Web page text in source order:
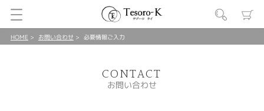
HOME お問い合わせ 必要情報ご入力
CONTACT
お問い合わせ